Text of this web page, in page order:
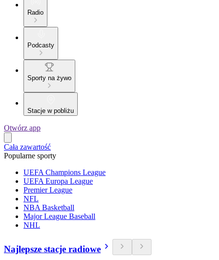
Radio
Podcasty
Sporty na żywo
Stacje w pobliżu
Otwórz app
Cała zawartość
Popularne sporty
UEFA Champions League
UEFA Europa League
Premier League
NFL
NBA Basketball
Major League Baseball
NHL
Najlepsze stacje radiowe